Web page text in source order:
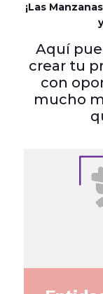
¡Las
Aquí
crear tu
con
mucho